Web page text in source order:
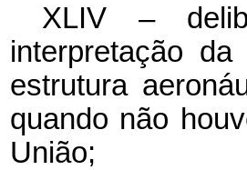
XLIV –
interpretação
estrutura
quando não
União;